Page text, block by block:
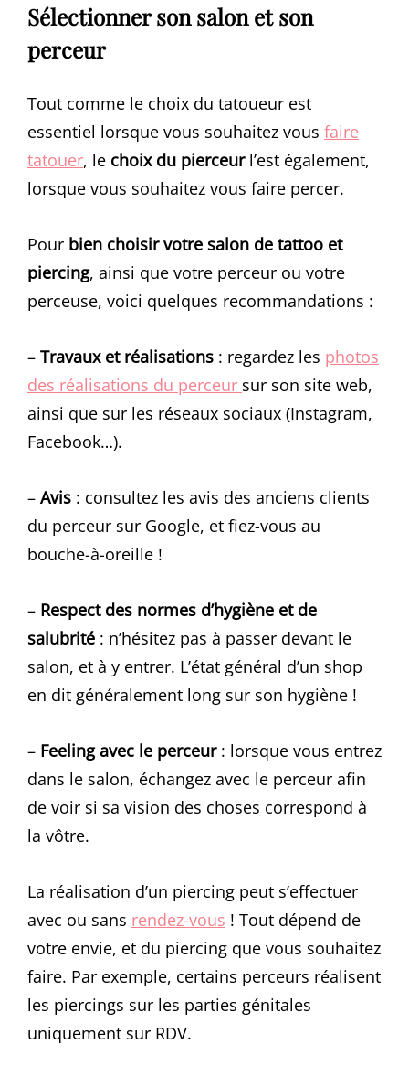
Sélectionner son salon et son
perceur
Tout comme le choix du tatoueur est
essentiel lorsque vous souhaitez vous faire
tatouer, le choix du pierceurl’est également,
lorsque vous souhaitez vous faire percer.
Pour bien choisir votre salon de tattoo et
piercing, ainsi que votre perceur ou votre
perceuse, voici quelques recommandations :
– Travaux et réalisations : regardez les photos
des réalisations du perceur sur son site web,
ainsi que sur les réseaux sociaux (Instagram,
Facebook…).
– Avis : consultez les avis des anciens clients
du perceur sur Google, et fiez-vous au
bouche-à-oreille !
– Respect des normes d’hygiène et de
salubrité : n’hésitez pas à passer devant le
salon, et à y entrer. L’état général d’un shop
en dit généralement long sur son hygiène !
– Feeling avec le perceur: lorsque vous entrez
dans le salon, échangez avec le perceur afin
de voir si sa vision des choses correspond à
la vôtre.
La réalisation d’un piercing peut s’effectuer
avec ou sans rendez-vous ! Tout dépend de
votre envie, et du piercing que vous souhaitez
faire. Par exemple, certains perceurs réalisent
les piercings sur les parties génitales
uniquement sur RDV.